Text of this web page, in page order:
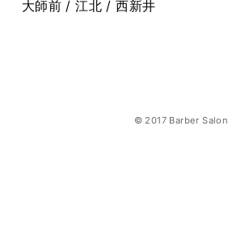
大師前 / 江北 / 西新井
© 2017 Barber Salon